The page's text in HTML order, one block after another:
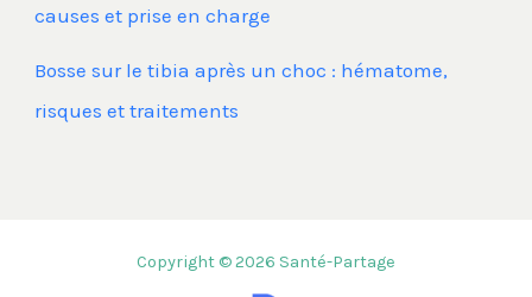
causes et prise en charge
Bosse sur le tibia après un choc : hématome,
risques et traitements
Copyright © 2026 Santé-Partage